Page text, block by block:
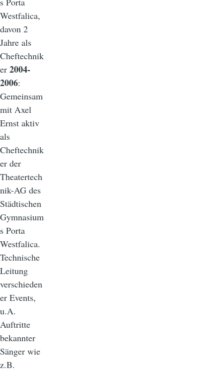
Westfalica,
davon 2
Jahre als
Cheftechnik
er 2004-
2006:
Gemeinsam
mit Axel
Ernst aktiv
als
Cheftechnik
er der
Theatertech
nik-AG des
Städtischen
Gymnasium
s Porta
Westfalica.
Technische
Leitung
verschieden
er Events,
u.A.
Auftritte
bekannter
Sänger wie
z.B.